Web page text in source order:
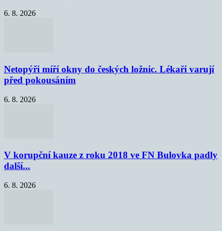
6. 8. 2026
Netopýři míří okny do českých ložnic. Lékaři varují
před pokousáním
6. 8. 2026
V korupční kauze z roku 2018 ve FN Bulovka padly
další...
6. 8. 2026